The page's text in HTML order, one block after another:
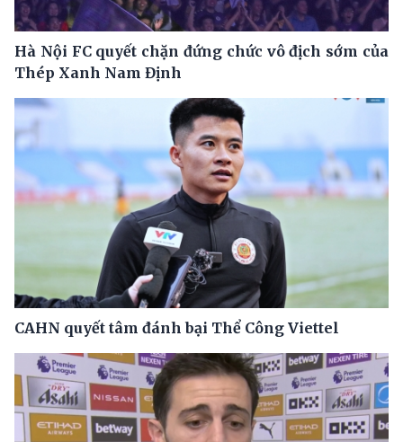
Hà Nội FC quyết chặn đứng chức vô địch sớm của
Thép Xanh Nam Định
CAHN quyết tâm đánh bại Thể Công Viettel